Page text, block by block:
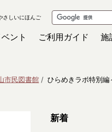
さしいにほんご
ント ご利用ガイド 施
市民図書館 ひらめきラボ特別編
新着